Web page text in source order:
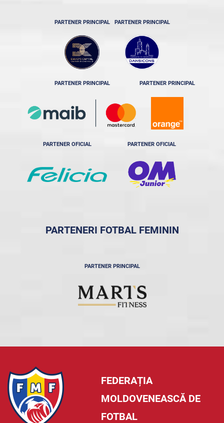
PARTENER PRINCIPAL PARTENER PRINCIPAL
PARTENER PRINCIPAL PARTENER PRINCIPAL
PARTENER OFICIAL PARTENER OFICIAL
PARTENERI FOTBAL FEMININ
PARTENER PRINCIPAL
FEDERAȚIA
MOLDOVENEASCĂ DE
FOTBAL